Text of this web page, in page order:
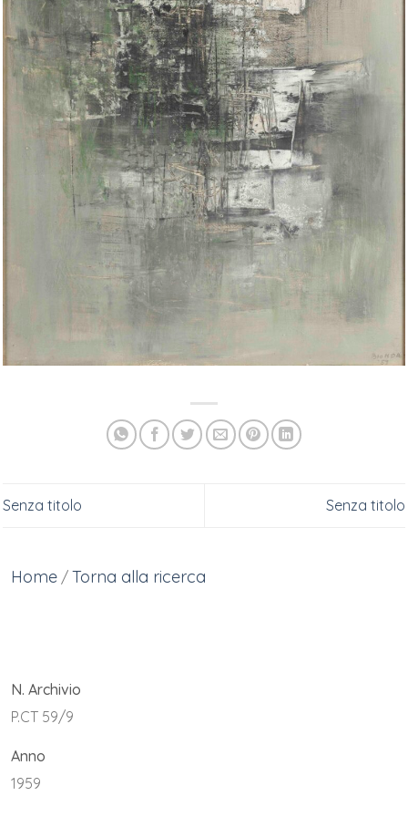
Senza titolo Senza titolo
Home / Torna alla ricerca
N. Archivio
P.CT 59/9
Anno
1959